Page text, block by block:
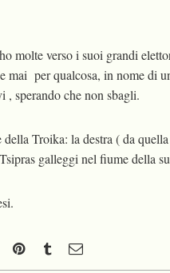
molte verso i suoi grandi
per qualcosa, in nome di
, sperando che non sbagli.
Troika: la destra ( da
galleggi nel fiume della